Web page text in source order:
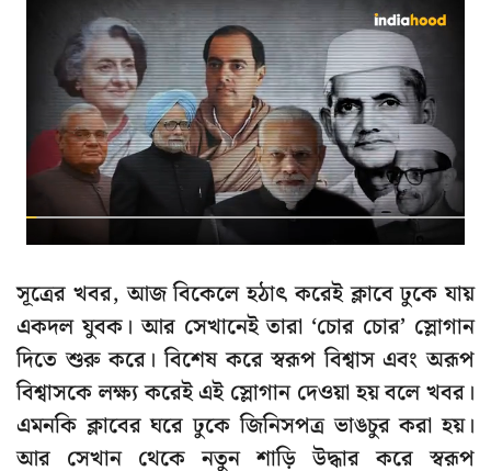
সূত্রের খবর, আজ বিকেলে হঠাৎ করেই ক্লাবে ঢুকে যায়
একদল যুবক। আর সেখানেই তারা ‘চোর চোর’ স্লোগান
দিতে শুরু করে। বিশেষ করে স্বরূপ বিশ্বাস এবং অরূপ
বিশ্বাসকে লক্ষ্য করেই এই স্লোগান দেওয়া হয় বলে খবর।
এমনকি ক্লাবের ঘরে ঢুকে জিনিসপত্র ভাঙচুর করা হয়।
আর সেখান থেকে নতুন শাড়ি উদ্ধার করে স্বরূপ